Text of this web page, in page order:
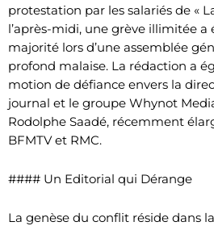
protestation par les salariés de «
l’après-midi, une grève illimitée
majorité lors d’une assemblée
profond malaise. La rédaction a
motion de défiance envers la
journal et le groupe Whynot
Rodolphe Saadé, récemment
BFMTV et RMC.
#### Un Editorial qui Dérange
La genèse du conflit réside dans